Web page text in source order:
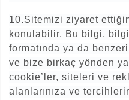
10.Sitemizi ziyaret
konulabilir. Bu bilgi,
formatında ya da
ve bize birkaç yönden
cookie’ler, siteleri ve
alanlarınıza ve